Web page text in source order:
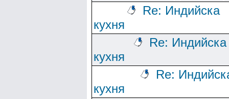
Re: Индийска
кухня
Re: Индийска
кухня
Re:
кухня